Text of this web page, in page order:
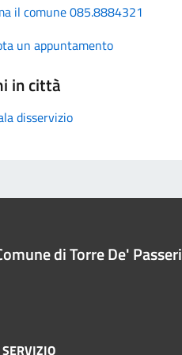
il comune 085.8884321
un appuntamento
in città
disservizio
di Torre De' Passeri